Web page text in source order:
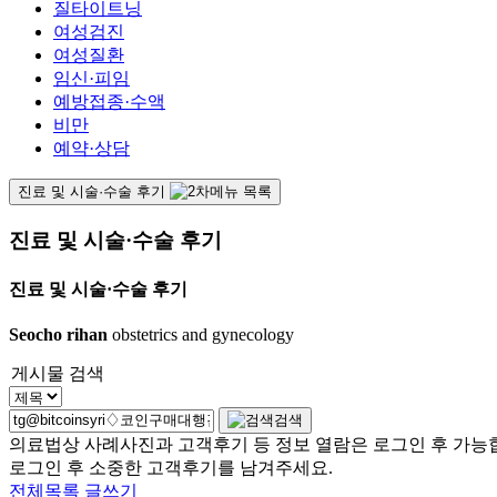
질타이트닝
여성검진
여성질환
임신·피임
예방접종·수액
비만
예약·상담
진료 및 시술·수술 후기
진료 및 시술·수술 후기
진료 및 시술·수술 후기
Seocho rihan obstetrics and gynecology
게시물 검색
검색
의료법상 사례사진과 고객후기 등 정보 열람은 로그인 후 가능
로그인 후 소중한 고객후기를 남겨주세요.
전체목록 글쓰기